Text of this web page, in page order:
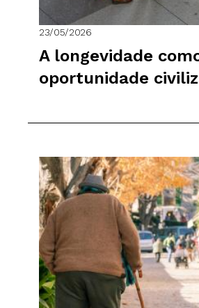
23/05/2026
A longevidade
oportunidade